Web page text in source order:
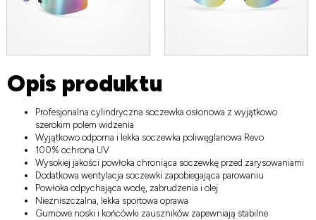
Opis produktu
Profesjonalna cylindryczna soczewka osłonowa z wyjątkowo
szerokim polem widzenia
Wyjątkowo odporna i lekka soczewka poliwęglanowa Revo
100% ochrona UV
Wysokiej jakości powłoka chroniąca soczewkę przed zarysowaniami
Dodatkowa wentylacja soczewki zapobiegająca parowaniu
Powłoka odpychająca wodę, zabrudzenia i olej
Niezniszczalna, lekka sportowa oprawa
Gumowe noski i końcówki zauszników zapewniają stabilne